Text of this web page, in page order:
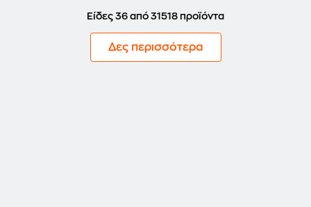
Είδες 36 από 31518 προϊόντα
Δες περισσότερα